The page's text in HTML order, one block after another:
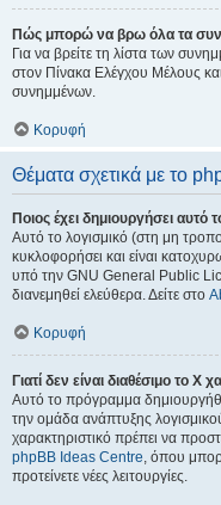
Πώς μπορώ να βρω όλα τα
Για να βρείτε τη λίστα των
στον Πίνακα Ελέγχου Μέλους
συνημμένων.
Κορυφή
Θέματα σχετικά με το
Ποιος έχει δημιουργήσει
Αυτό το λογισμικό (στη μη
κυκλοφορήσει και είναι
υπό την GNU General Public
διανεμηθεί ελεύθερα. Δείτε στο
Κορυφή
Γιατί δεν είναι διαθέσιμο το Χ
Αυτό το πρόγραμμα
την ομάδα ανάπτυξης
χαρακτηριστικό πρέπει να
phpBB Ideas Centre, όπου
προτείνετε νέες λειτουργίες.